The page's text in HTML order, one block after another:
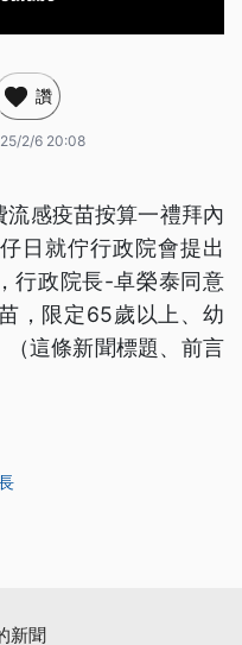
讚
2/6 20:08
感疫苗按算一禮拜內
日就佇行政院會提出
行政院長-卓榮泰同意
，限定65歲以上、幼
（這條新聞標題、前言
新聞